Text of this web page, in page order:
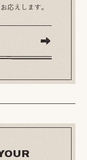
応えします。